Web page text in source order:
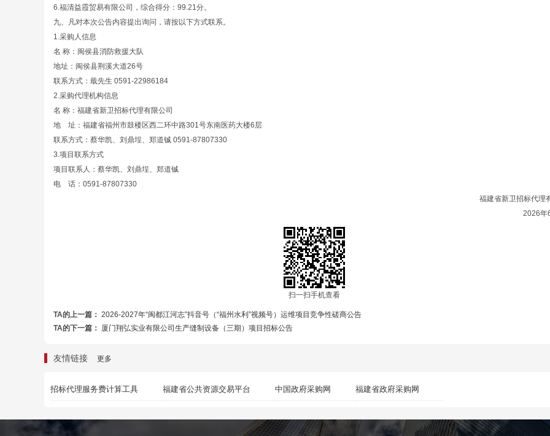
6.福清益霞贸易有限公司，综合得分：99.21分。
九、凡对本次公告内容提出询问，请按以下方式联系。
1.采购人信息
名 称：闽侯县消防救援大队
地址：闽侯县荆溪大道26号
联系方式：戢先生 0591-22986184
2.采购代理机构信息
名 称：福建省新卫招标代理有限公司
地 址：福建省福州市鼓楼区西二环中路301号东南医药大楼6层
联系方式：蔡华凯、刘鼎埕、郑道铖 0591-87807330
3.项目联系方式
项目联系人：蔡华凯、刘鼎埕、郑道铖
电 话：0591-87807330
福建省新卫招标代理
2026年
扫一扫手机查看
TA的上一篇： 2026-2027年“闽都江河志”抖音号（“福州水利”视频号）运维项目竞争性磋商公告
TA的下一篇： 厦门翔弘实业有限公司生产缝制设备（三期）项目招标公告
友情链接 更多
招标代理服务费计算工具 福建省公共资源交易平台 中国政府采购网 福建省政府采购网